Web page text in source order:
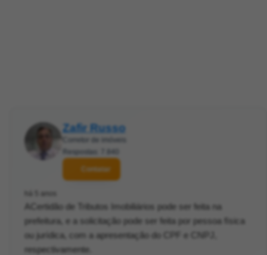
Zafir Russo
Corretor de imóveis
Respostas: 7.840
Contatar
há 5 anos
ACertidão de Tributos Imobiliários pode ser feita na
prefeitura, e a solicitação pode ser feita por pessoa física
ou jurídica, com a apresentação do CPF e CNPJ,
respectivamente.